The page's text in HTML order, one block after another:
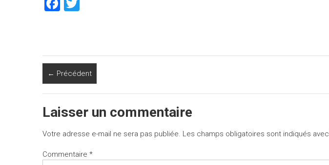
o
ok
← Précédent
Laisser un commentaire
Votre adresse e-mail ne sera pas publiée. Les champs obligatoires sont indiqués avec
Commentaire *